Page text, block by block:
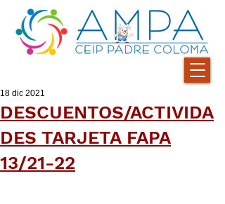
DESCUENTOS/ACTIVIDA
DES TARJETA FAPA
13/21-22
18 dic 2021